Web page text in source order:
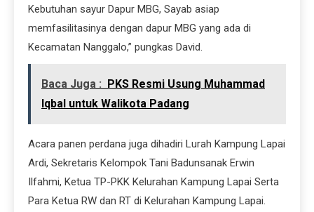
Kebutuhan sayur Dapur MBG, Sayab asiap
memfasilitasinya dengan dapur MBG yang ada di
Kecamatan Nanggalo,” pungkas David.
Baca Juga : PKS Resmi Usung Muhammad
Iqbal untuk Walikota Padang
Acara panen perdana juga dihadiri Lurah Kampung Lapai
Ardi, Sekretaris Kelompok Tani Badunsanak Erwin
Ilfahmi, Ketua TP-PKK Kelurahan Kampung Lapai Serta
Para Ketua RW dan RT di Kelurahan Kampung Lapai.